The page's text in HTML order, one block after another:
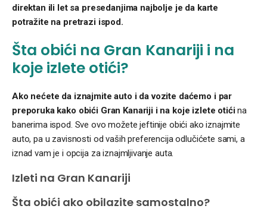
direktan ili let sa presedanjima najbolje je da karte
potražite na pretrazi ispod.
Šta obići na Gran Kanariji i na
koje izlete otići?
Ako nećete da iznajmite auto i da vozite daćemo i par
preporuka kako obići Gran Kanariji i na koje izlete otićina
banerima ispod. Sve ovo možete jeftinije obići ako iznajmite
auto, pa u zavisnosti od vaših preferencija odlučićete sami, a
iznad vam je i opcija za iznajmljivanje auta.
Izleti na Gran Kanariji
Šta obići ako obilazite samostalno?